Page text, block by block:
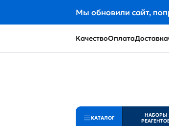
Мы обновили сайт,
КачествоОплатаДоставка
КАТАЛОГ
НАБОРЫ